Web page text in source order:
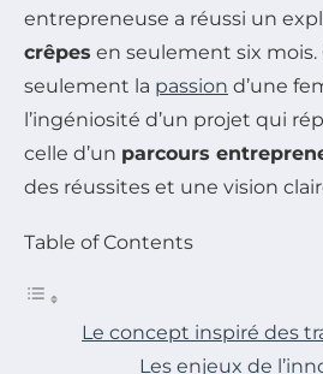
entrepreneuse a réussi un
crêpes en seulement six
seulement la passion d’une
l’ingéniosité d’un projet qui
celle d’un parcours
des réussites et une vision
Table of Contents
Le concept inspiré des
Les enjeux de